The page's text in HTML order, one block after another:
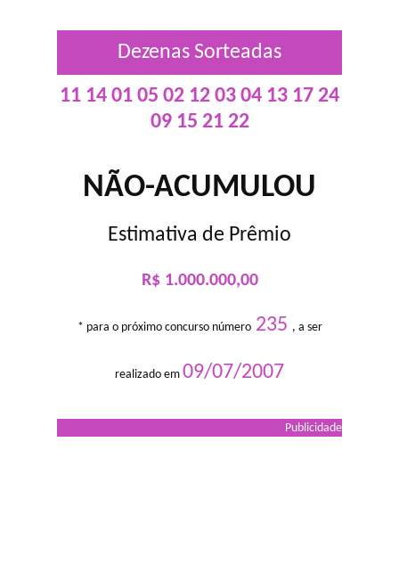
Dezenas Sorteadas
11 14 01 05 02 12 03 04 13 17 24
09 15 21 22
NÃO-ACUMULOU
Estimativa de Prêmio
R$ 1.000.000,00
* para o próximo concurso número235 , a ser
realizado em 09/07/2007
Publicidade